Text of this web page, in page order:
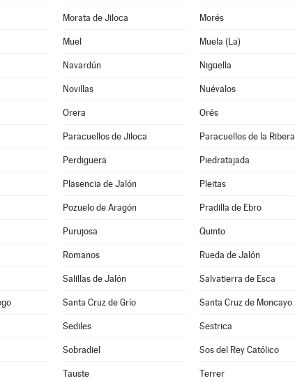
Morata de Jiloca Morés
Muel Muela (La)
Navardún Nigüella
Novillas Nuévalos
Orera Orés
Paracuellos de Jiloca Paracuellos de la Ribera
Perdiguera Piedratajada
Plasencia de Jalón Pleitas
Pozuelo de Aragón Pradilla de Ebro
Purujosa Quinto
Romanos Rueda de Jalón
Salillas de Jalón Salvatierra de Esca
Santa Cruz de Grío Santa Cruz de Moncayo
Sediles Sestrica
Sobradiel Sos del Rey Católico
Tauste Terrer